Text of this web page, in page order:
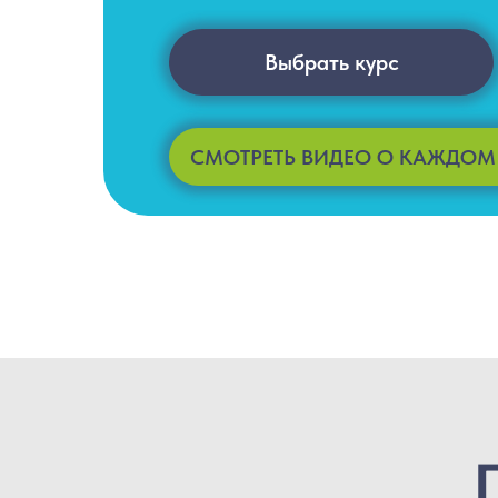
Выбрать курс
СМОТРЕТЬ ВИДЕО О КАЖДОМ